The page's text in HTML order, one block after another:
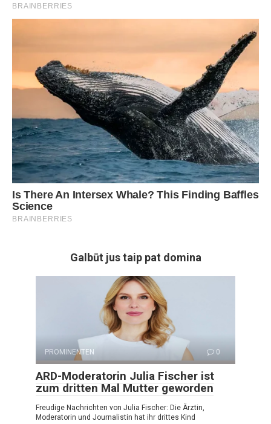
Galbūt jus taip pat domina
PROMINENTEN 0
ARD-Moderatorin Julia Fischer ist
zum dritten Mal Mutter geworden
Freudige Nachrichten von Julia Fischer: Die Ärztin,
Moderatorin und Journalistin hat ihr drittes Kind